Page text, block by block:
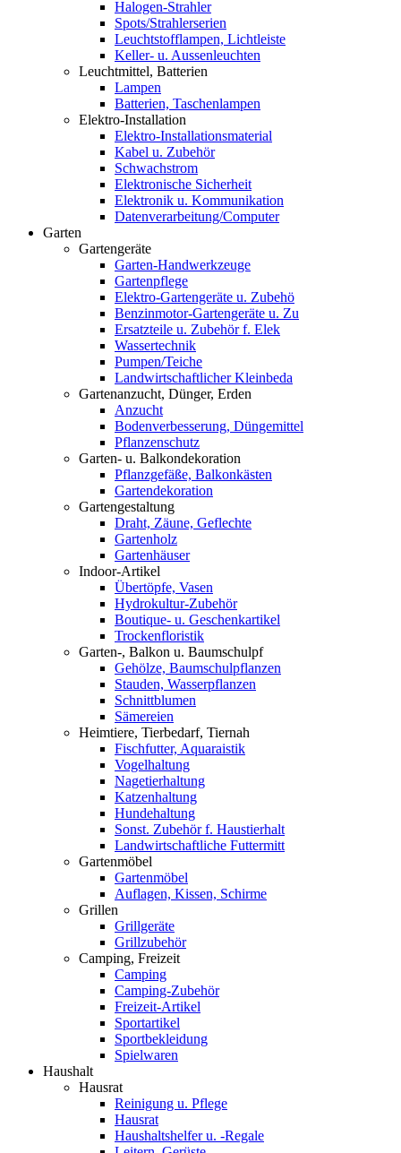
Halogen-Strahler
Spots/Strahlerserien
Leuchtstofflampen, Lichtleiste
Keller- u. Aussenleuchten
Leuchtmittel, Batterien
Lampen
Batterien, Taschenlampen
Elektro-Installation
Elektro-Installationsmaterial
Kabel u. Zubehör
Schwachstrom
Elektronische Sicherheit
Elektronik u. Kommunikation
Datenverarbeitung/Computer
Garten
Gartengeräte
Garten-Handwerkzeuge
Gartenpflege
Elektro-Gartengeräte u. Zubehö
Benzinmotor-Gartengeräte u. Zu
Ersatzteile u. Zubehör f. Elek
Wassertechnik
Pumpen/Teiche
Landwirtschaftlicher Kleinbeda
Gartenanzucht, Dünger, Erden
Anzucht
Bodenverbesserung, Düngemittel
Pflanzenschutz
Garten- u. Balkondekoration
Pflanzgefäße, Balkonkästen
Gartendekoration
Gartengestaltung
Draht, Zäune, Geflechte
Gartenholz
Gartenhäuser
Indoor-Artikel
Übertöpfe, Vasen
Hydrokultur-Zubehör
Boutique- u. Geschenkartikel
Trockenfloristik
Garten-, Balkon u. Baumschulpf
Gehölze, Baumschulpflanzen
Stauden, Wasserpflanzen
Schnittblumen
Sämereien
Heimtiere, Tierbedarf, Tiernah
Fischfutter, Aquaraistik
Vogelhaltung
Nagetierhaltung
Katzenhaltung
Hundehaltung
Sonst. Zubehör f. Haustierhalt
Landwirtschaftliche Futtermitt
Gartenmöbel
Gartenmöbel
Auflagen, Kissen, Schirme
Grillen
Grillgeräte
Grillzubehör
Camping, Freizeit
Camping
Camping-Zubehör
Freizeit-Artikel
Sportartikel
Sportbekleidung
Spielwaren
Haushalt
Hausrat
Reinigung u. Pflege
Hausrat
Haushaltshelfer u. -Regale